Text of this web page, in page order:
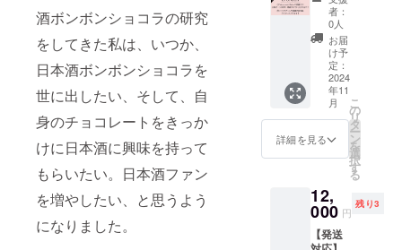
酒ボンボンショコラの研究
をしてきた私は、いつか、
日本酒ボンボンショコラを
世に出したい、そして、自
身のチョコレートをきっか
けに日本酒に興味を持って
もらいたい。日本酒ファン
を増やしたい、と思うよう
になりました。
温配送
でお届
けしま
す。 ※
もし外
気温が
暑い場
合は、
冷蔵配
送に変
す。 ・
消費期
限：ご
到着日
お名前
をご記
入くだ
さい。
（企業
名、フ
ルネー
ム、
ニック
ネーム
せ
ん。）
nori
Satoの
店舗に
企業名
（個人
名）掲
載！ ②
インス
タグラ
ムで感
謝の投
稿！ 新
OPEN
する店
舗内
に、こ
者：
0人
お届
け予
定：
2024
年11
月
詳細を見る
こ
の
リ
タ
ー
ン
を
選
択
す
る
12,
000 円
残り3
【発送